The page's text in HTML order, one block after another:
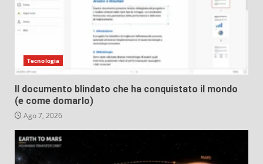
Tecnologia
Il documento blindato che ha conquistato il mondo
(e come domarlo)
Ago 7, 2026